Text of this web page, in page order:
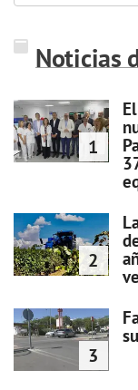
Noticias
1
2
3